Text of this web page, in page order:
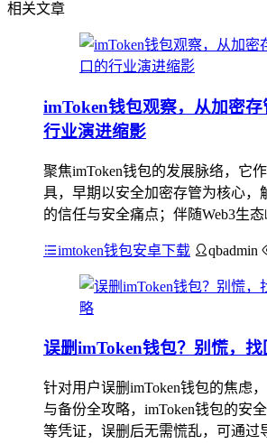
相关文章
imToken钱包观察，从加密
行业演进缩影
聚焦imToken钱包的发展脉络，它
具，早期以安全加密存管为核心，
的信任与安全痛点；伴随Web3生态
imtoken钱包安卓下载 qbadmin
误删imToken钱包？别慌，
针对用户误删imToken钱包的焦虑
与备份全攻略，imToken钱包的安
等凭证，误删后无需慌乱，可通过